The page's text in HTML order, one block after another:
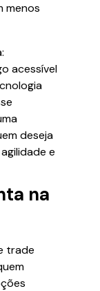
menos
acessível
deseja
e
na
trade